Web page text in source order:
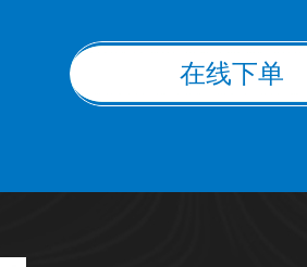
在线下单